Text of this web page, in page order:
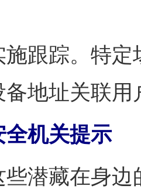
踪。特定场
地址关联
机关提示
藏在身边